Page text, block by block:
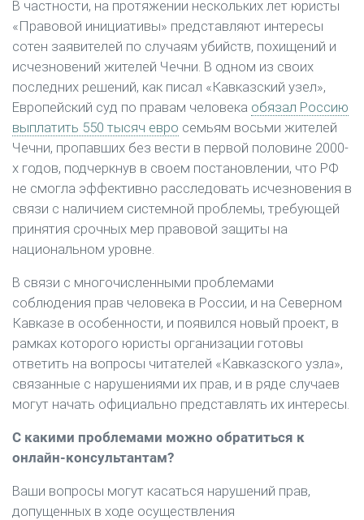
В частности, на протяжении нескольких лет юристы
«Правовой инициативы» представляют интересы
сотен заявителей по случаям убийств, похищений и
исчезновений жителей Чечни. В одном из своих
последних решений, как писал «Кавказский узел»,
Европейский суд по правам человека обязал Россию
выплатить 550 тысяч евро семьям восьми жителей
Чечни, пропавших без вести в первой половине 2000-
х годов, подчеркнув в своем постановлении, что РФ
не смогла эффективно расследовать исчезновения в
связи с наличием системной проблемы, требующей
принятия срочных мер правовой защиты на
национальном уровне.
В связи с многочисленными проблемами
соблюдения прав человека в России, и на Северном
Кавказе в особенности, и появился новый проект, в
рамках которого юристы организации готовы
ответить на вопросы читателей «Кавказского узла»,
связанные с нарушениями их прав, и в ряде случаев
могут начать официально представлять их интересы.
С какими проблемами можно обратиться к
онлайн-консультантам?
Ваши вопросы могут касаться нарушений прав,
допущенных в ходе осуществления